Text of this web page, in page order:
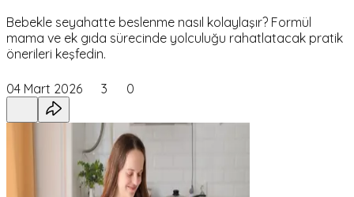
Bebekle seyahatte beslenme nasıl kolaylaşır? Formül
mama ve ek gıda sürecinde yolculuğu rahatlatacak pratik
önerileri keşfedin.
04 Mart 2026 3 0